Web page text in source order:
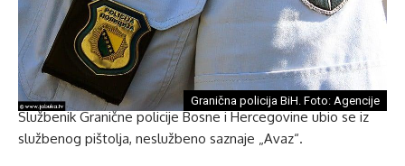
Granična policija BiH. Foto: Agencije
Službenik Granične policije Bosne i Hercegovine ubio se iz
službenog pištolja, neslužbeno saznaje „Avaz“.